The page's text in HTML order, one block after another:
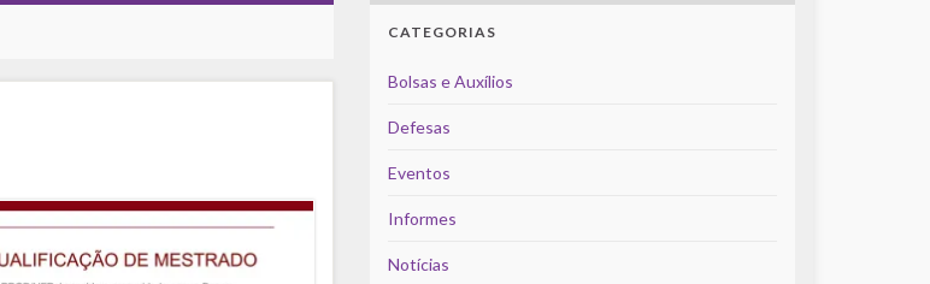
CATEGORIAS
Bolsas e Auxílios
Defesas
Eventos
Informes
Notícias